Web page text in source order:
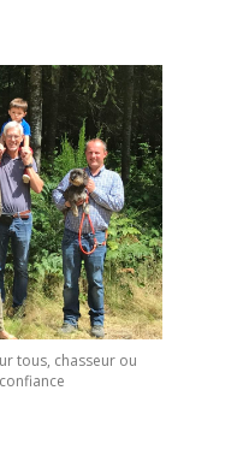
tous, chasseur ou